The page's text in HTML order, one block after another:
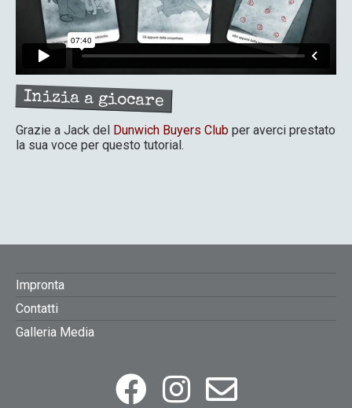
Inizia a giocare
Grazie a Jack del Dunwich Buyers Club per averci prestato
la sua voce per questo tutorial.
FOOTER
MENU
Impronta
Contatti
Galleria Media